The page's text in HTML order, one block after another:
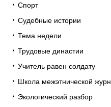
Спорт
Судебные истории
Тема недели
Трудовые династии
Учитель равен солдату
Школа межэтнической
Экологический разбор